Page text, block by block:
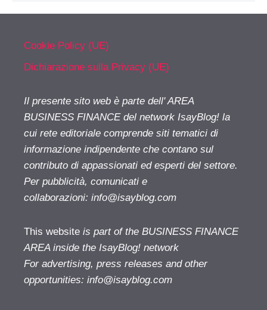
Cookie Policy (UE)
Dichiarazione sulla Privacy (UE)
Il presente sito web è parte dell' AREA
BUSINESS FINANCE del network IsayBlog! la
cui rete editoriale comprende siti tematici di
informazione indipendente che contano sul
contributo di appassionati ed esperti del settore.
Per pubblicità, comunicati e
collaborazioni: info@isayblog.com
This website is part of the BUSINESS FINANCE
AREA inside the IsayBlog! network
For advertising, press releases and other
opportunities: info@isayblog.com